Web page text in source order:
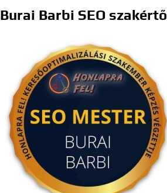
Burai Barbi SEO szakértő